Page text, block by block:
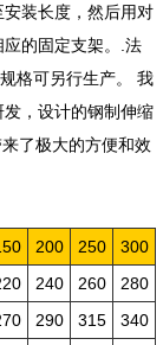
装长度，然后用对
的固定支架。.法
格可另行生产。 我
，设计的钢制伸缩
了极大的方便和效
200 250
300
240 260
280
290 315
340